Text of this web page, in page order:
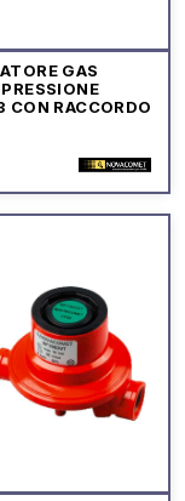
GAS
CON RACCORDO